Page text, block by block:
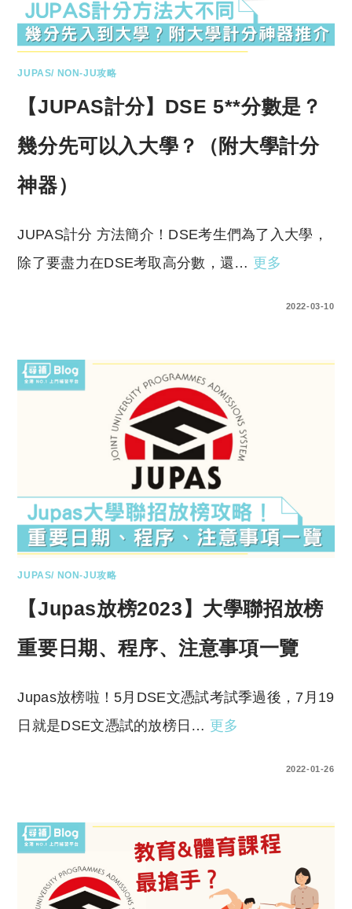
JUPAS/ NON-JU攻略
【JUPAS計分】DSE 5**分數是？
幾分先可以入大學？（附大學計分
神器）
JUPAS計分 方法簡介！DSE考生們為了入大學，
除了要盡力在DSE考取高分數，還… 更多
2022-03-10
JUPAS/ NON-JU攻略
【Jupas放榜2023】大學聯招放榜
重要日期、程序、注意事項一覽
Jupas放榜啦！5月DSE文憑試考試季過後，7月19
日就是DSE文憑試的放榜日… 更多
2022-01-26